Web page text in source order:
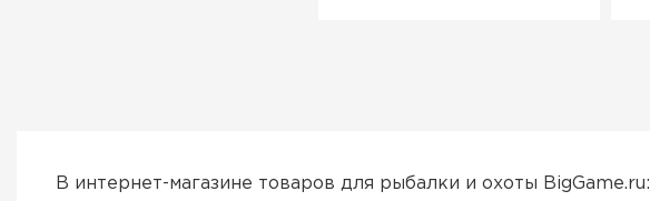
В интернет-магазине товаров для рыбалки и охоты BigGame.ru: